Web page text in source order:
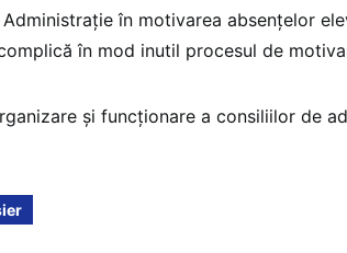
în motivarea absențelor
în mod inutil procesul de
și funcționare a consiliilor de